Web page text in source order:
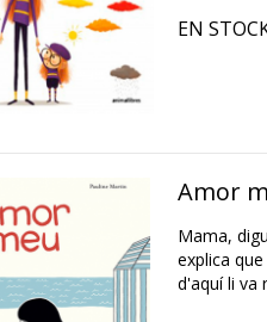
EN
Amor
Mama,
explica
d'aquí li va